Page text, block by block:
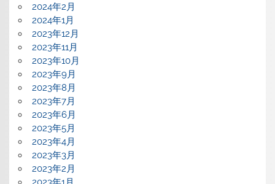
2024年2月
2024年1月
2023年12月
2023年11月
2023年10月
2023年9月
2023年8月
2023年7月
2023年6月
2023年5月
2023年4月
2023年3月
2023年2月